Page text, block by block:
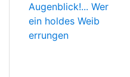
Augenblick!... Wer
ein holdes Weib
errungen